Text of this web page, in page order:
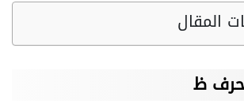
المقال
ظ